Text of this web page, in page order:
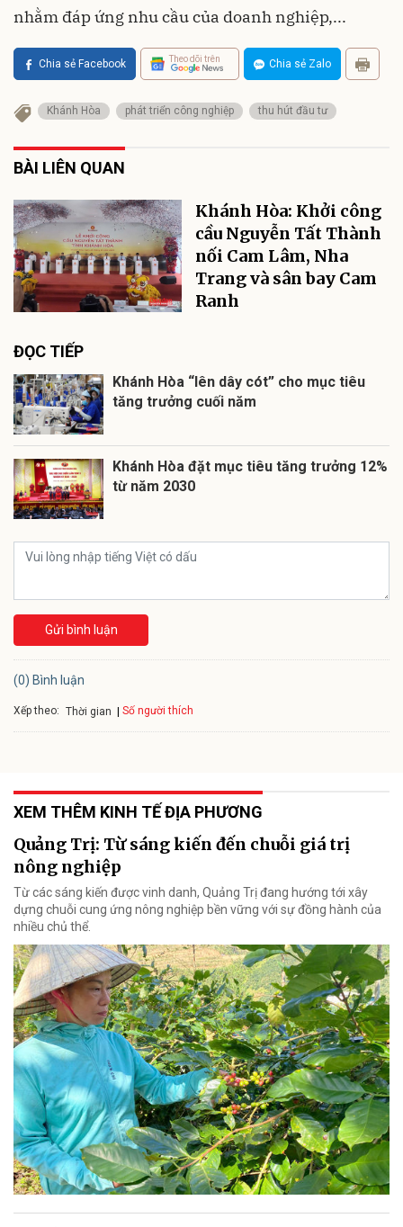
nhằm đáp ứng nhu cầu của doanh nghiệp,...
Chia sẻ Facebook Theo dõi trên Chia sẻ Zalo
Khánh Hòa phát triển công nghiệp thu hút đầu tư
BÀI LIÊN QUAN
Khánh Hòa: Khởi công
cầu Nguyễn Tất Thành
nối Cam Lâm, Nha
Trang và sân bay Cam
Ranh
ĐỌC TIẾP
Khánh Hòa “lên dây cót” cho mục tiêu
tăng trưởng cuối năm
Khánh Hòa đặt mục tiêu tăng trưởng 12%
từ năm 2030
Gửi bình luận
(0) Bình luận
Xếp theo: Thời gian Số người thích
XEM THÊM KINH TẾ ĐỊA PHƯƠNG
Quảng Trị: Từ sáng kiến đến chuỗi giá trị
nông nghiệp
Từ các sáng kiến được vinh danh, Quảng Trị đang hướng tới xây
dựng chuỗi cung ứng nông nghiệp bền vững với sự đồng hành của
nhiều chủ thể.